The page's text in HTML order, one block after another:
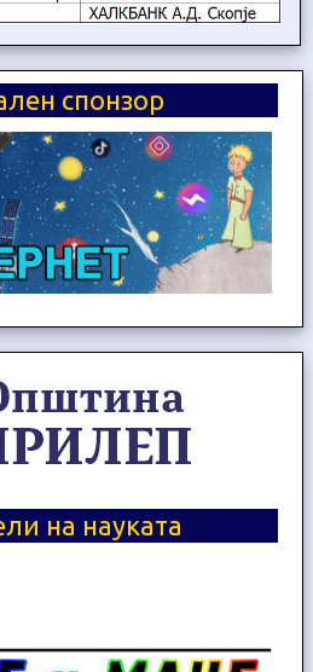
спонзор
на науката